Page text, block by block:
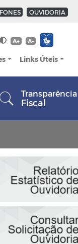
OUVIDORIA
A+ A-
Links Úteis
Transparência
Fiscal